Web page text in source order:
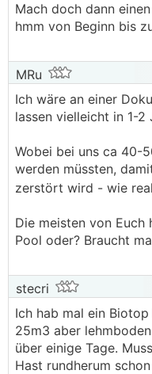
Mach doch dann
hmm von Beginn bis
MRu
Ich wäre an einer
lassen vielleicht in 1-2
Wobei bei uns ca 40-
werden müssten,
zerstört wird - wie
Die meisten von Euch
Pool oder? Braucht
stecri
Ich hab mal ein
25m3 aber
über einige Tage.
Hast rundherum